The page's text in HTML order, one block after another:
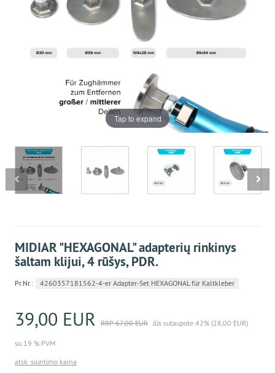
Tap to expand
MIDIAR "HEXAGONAL" adapterių rinkinys
šaltam klijui, 4 rūšys, PDR.
Pr.Nr.: 4260357181562-4-er Adapter-Set HEXAGONAL für Kaltkleber
39,00 EUR RRP 67,00 EUR Jūs sutaupote 42% (28,00 EUR)
su 19 % PVM
atsk. siuntimo kaina